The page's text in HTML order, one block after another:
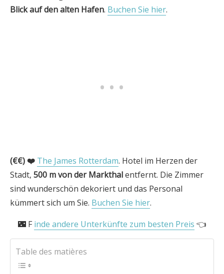
Blick auf den alten Hafen. Buchen Sie hier.
(€€) ❤️ The James Rotterdam. Hotel im Herzen der
Stadt, 500 m von der Markthalentfernt. Die Zimmer
sind wunderschön dekoriert und das Personal
kümmert sich um Sie. Buchen Sie hier.
🌃 F inde andere Unterkünfte zum besten Preis 👈
Table des matières